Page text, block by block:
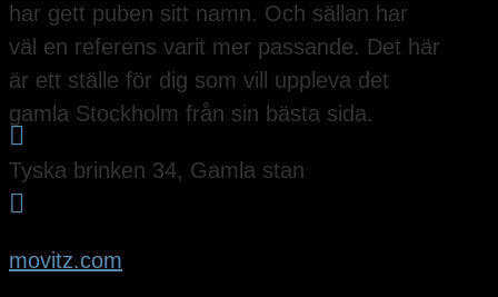
har gett puben sitt namn. Och sällan har
väl en referens varit mer passande. Det här
är ett ställe för dig som vill uppleva det
gamla Stockholm från sin bästa sida.

Tyska brinken 34, Gamla stan

movitz.com